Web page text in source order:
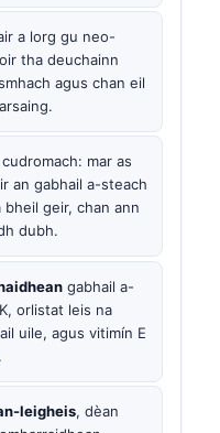
a lorg gu neo-
tha deuchainn
agus chan eil
mar as
an gabhail a-steach
geir, chan ann
dubh.
gabhail a-
orlistat leis na
uile, agus vitimín E
leigheis, dèan